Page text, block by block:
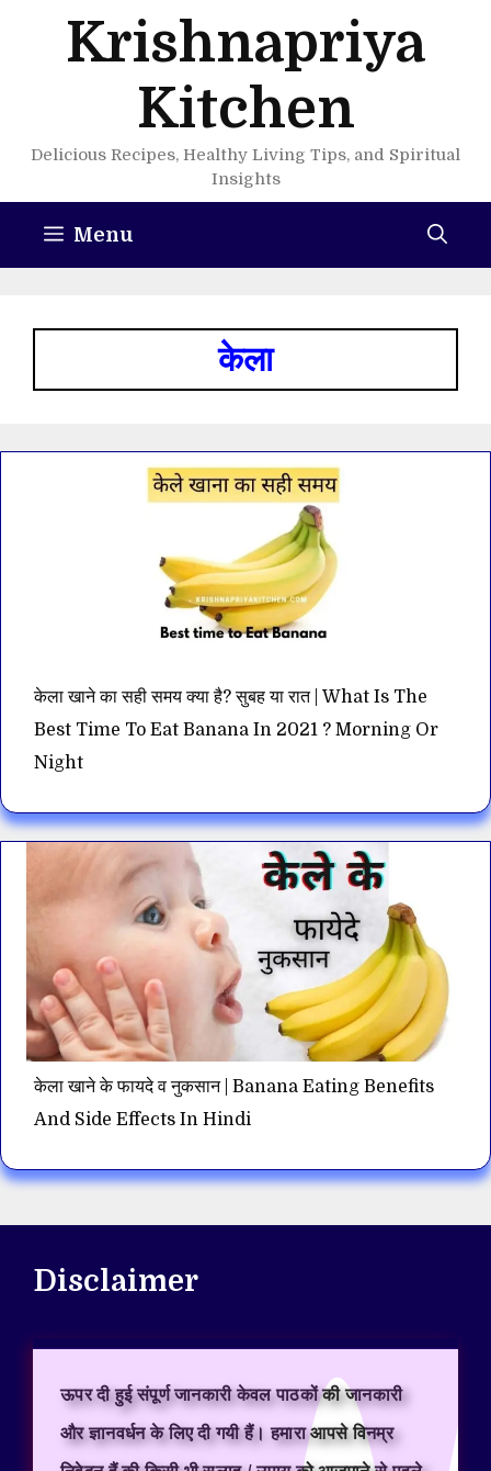
Krishnapriya
Kitchen
Delicious Recipes, Healthy Living Tips, and Spiritual
Insights
Menu
केला
केला खाने का सही समय क्या है? सुबह या रात | What Is The
Best Time To Eat Banana In 2021 ? Morning Or
Night
केला खाने के फायदे व नुकसान | Banana Eating Benefits
And Side Effects In Hindi
Disclaimer
ऊपर दी हुई संपूर्ण जानकारी केवल पाठकों की जानकारी
और ज्ञानवर्धन के लिए दी गयी हैं। हमारा आपसे विनम्र